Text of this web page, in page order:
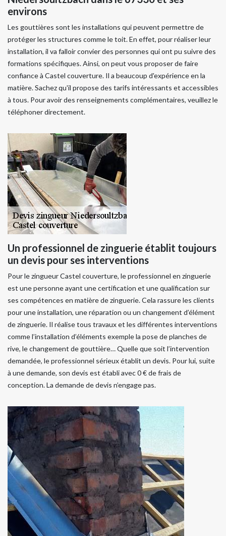
environs
Les gouttières sont les installations qui peuvent permettre de
protéger les structures comme le toit. En effet, pour réaliser leur
installation, il va falloir convier des personnes qui ont pu suivre des
formations spécifiques. Ainsi, on peut vous proposer de faire
confiance à Castel couverture. Il a beaucoup d'expérience en la
matière. Sachez qu'il propose des tarifs intéressants et accessibles
à tous. Pour avoir des renseignements complémentaires, veuillez le
téléphoner directement.
Un professionnel de zinguerie établit toujours
un devis pour ses interventions
Pour le zingueur Castel couverture, le professionnel en zinguerie
est une personne ayant une certification et une qualification sur
ses compétences en matière de zinguerie. Cela rassure les clients
pour une installation, une réparation ou un changement d’élément
de zinguerie. Il réalise tous travaux et les différentes interventions
comme l’installation d’éléments exemple la pose de planches de
rive, le changement de gouttière… Quelle que soit l’intervention
demandée, le professionnel sérieux établit un devis. Pour lui, suite
à une demande, son devis est établi avec 0 € de frais de
conception. La demande de devis n’engage pas.